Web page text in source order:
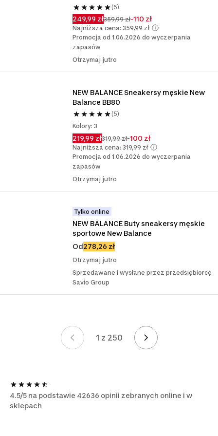
(5)
249,99 zł359,99 zł-110 zł
Najniższa cena: 359,99 zł
Promocja od 1.06.2026 do wyczerpania
zapasów
Otrzymaj jutro
NEW BALANCE Sneakersy męskie New
Balance BB80
(5)
Kolory: 3
219,99 zł319,99 zł-100 zł
Najniższa cena: 319,99 zł
Promocja od 1.06.2026 do wyczerpania
zapasów
Otrzymaj jutro
Tylko online
NEW BALANCE Buty sneakersy męskie
sportowe New Balance
Od278,26 zł
Otrzymaj jutro
Sprzedawane i wysłane przez przedsiębiorcę
Savio Group
1 z 250Strona 1 z 250
4.5/5 na podstawie 42636 opinii zebranych online i w
sklepach